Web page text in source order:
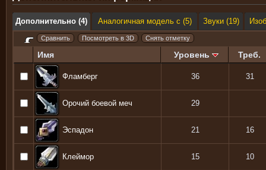
Дополнительно (4) Аналогичная модель с (5) Звуки (19)
Имя Уровень Треб.
Фламберг 36 31
Орочий боевой меч 29
Эспадон 21 16
Клеймор 15 10